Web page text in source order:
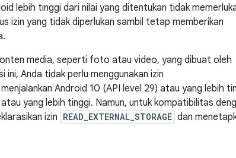
lebih tinggi dari nilai yang ditentukan tidak
izin yang tidak diperlukan sambil tetap memberikan
media, seperti foto atau video, yang dibuat oleh
Anda tidak perlu menggunakan izin
Android 10 (API level 29) atau yang lebih
yang lebih tinggi. Namun, untuk kompatibilitas
izin READ_EXTERNAL_STORAGE dan